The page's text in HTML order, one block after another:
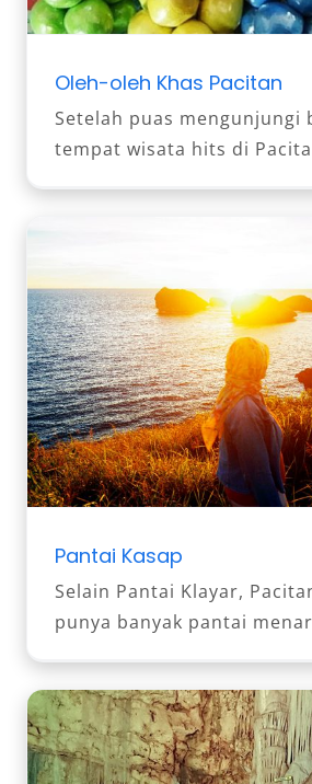
Oleh-oleh Khas Pacitan
Setelah puas mengunjungi
tempat wisata hits di
Pantai Kasap
Selain Pantai Klayar,
punya banyak pantai